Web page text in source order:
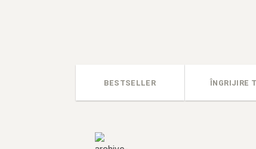
BESTSELLER ÎNGRIJIRE